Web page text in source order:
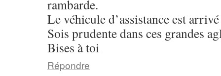
rambarde.
Le véhicule d’assistance est
Sois prudente dans ces grandes
Bises à toi
Répondre